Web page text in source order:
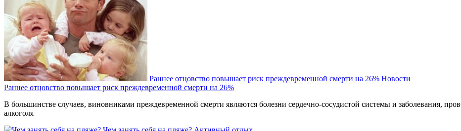
Раннее отцовство повышает риск преждевременной смерти на 26% Новости
Раннее отцовство повышает риск преждевременной смерти на 26%
В большинстве случаев, виновниками преждевременной смерти являются болезни сердечно-сосудистой системы и заболевания,
алкоголя